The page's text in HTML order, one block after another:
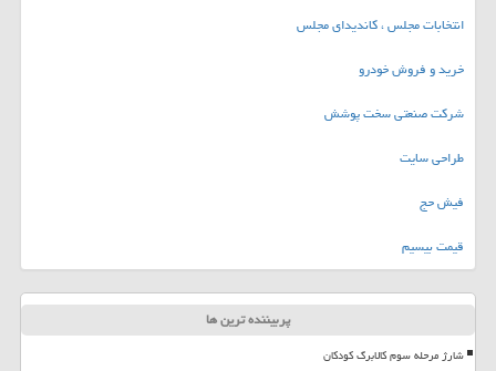
انتخابات مجلس ، کاندیدای مجلس
خرید و فروش خودرو
شرکت صنعتی سخت پوشش
طراحی سایت
فیش حج
قیمت بیسیم
پربیننده ترین ها
شارژ مرحله سوم کالابرگ کودکان